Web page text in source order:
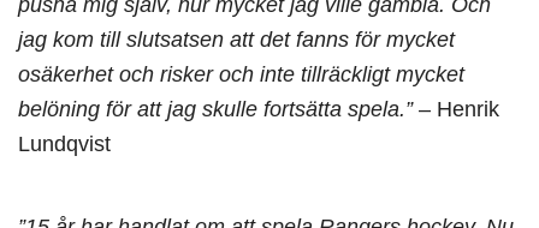
jag kom till slutsatsen att det fanns för mycket
osäkerhet och risker och inte tillräckligt mycket
belöning för att jag skulle fortsätta spela.”– Henrik
Lundqvist